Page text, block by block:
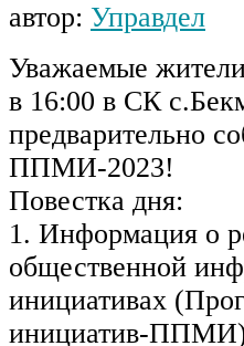
автор: Управдел
Уважаемые
в 16:00 в СК
предварительно
ППМИ-2023!
Повестка дня:
1. Информация о
общественной
инициативах
инициатив-ППМИ)